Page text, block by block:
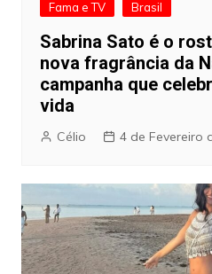
Fama e TV Brasil
Sabrina Sato é o
nova fragrância da
campanha que
vida
Célio 4 de Fevereiro